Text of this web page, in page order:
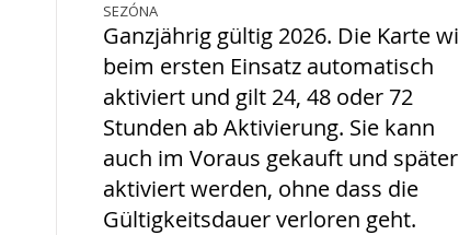
SEZÓNA
Ganzjährig gültig 2026. Die Karte
beim ersten Einsatz automatisch
aktiviert und gilt 24, 48 oder 72
Stunden ab Aktivierung. Sie kann
auch im Voraus gekauft und später
aktiviert werden, ohne dass die
Gültigkeitsdauer verloren geht.